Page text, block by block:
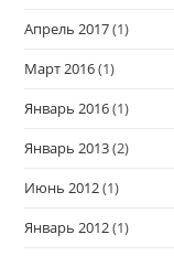
Апрель 2017(1)
Март 2016(1)
Январь 2016(1)
Январь 2013(2)
Июнь 2012(1)
Январь 2012(1)